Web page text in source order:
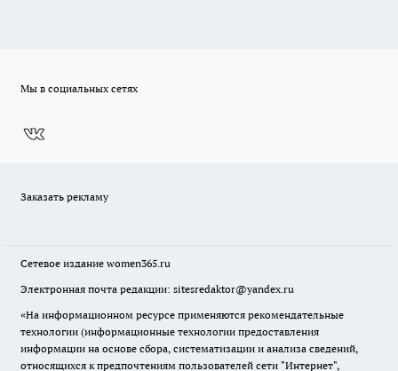
Мы в социальных сетях
Заказать рекламу
Сетевое издание women365.ru
Электронная почта редакции: sitesredaktor@yandex.ru
«На информационном ресурсе применяются рекомендательные
технологии (информационные технологии предоставления
информации на основе сбора, систематизации и анализа сведений,
относящихся к предпочтениям пользователей сети "Интернет",